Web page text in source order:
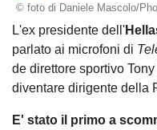
© foto di Daniele Mascolo/
L'ex presidente dell'
parlato ai microfoni di
de direttore sportivo
diventare dirigente della
E' stato il primo a